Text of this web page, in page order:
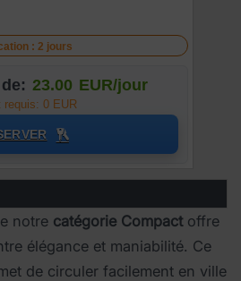
: 2 jours
23.00 EUR/jour
requis: 0 EUR
notre catégorie Compactoffre
élégance et maniabilité. Ce
de circuler facilement en ville